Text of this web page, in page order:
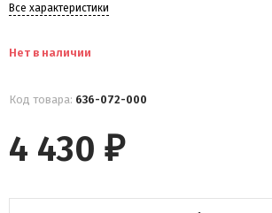
Все характеристики
Нет в наличии
Код товара: 636-072-000
4 430 ₽